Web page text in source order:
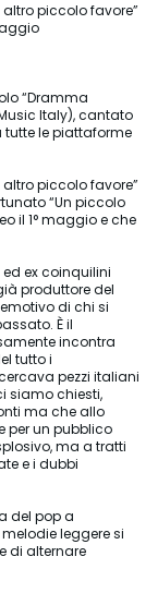
altro piccolo favore”
“Dramma
Italy), cantato
tutte le piattaforme
altro piccolo favore”
“Un piccolo
il 1° maggio e che
ex coinquilini
produttore del
di chi si
È il
incontra
tutto i
pezzi italiani
siamo chiesti,
ma che allo
per un pubblico
ma a tratti
e i dubbi
del pop a
leggere si
di alternare